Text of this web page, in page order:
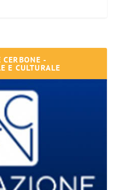
-
E CULTURALE